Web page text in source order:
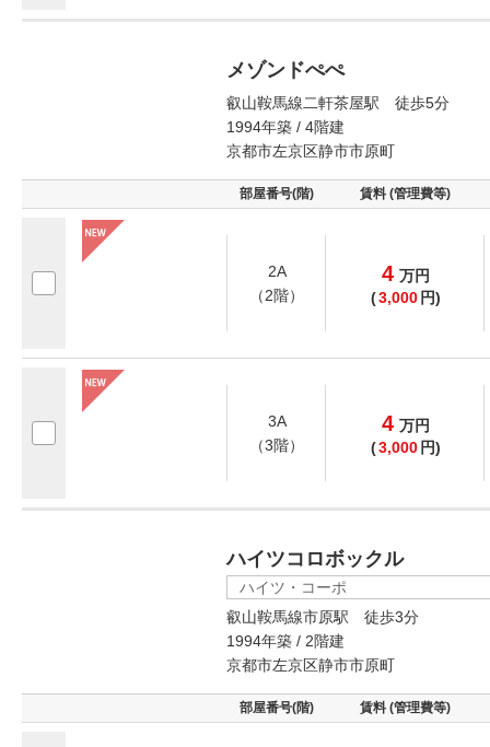
メゾンドぺぺ
叡山鞍馬線二軒茶屋駅 徒歩5分
1994年築 / 4階建
京都市左京区静市市原町
部屋番号(階) 賃料 (管理費等)
2A
（2階）
4 万円
(3,000 円)
3A
（3階）
4 万円
(3,000 円)
ハイツコロボックル
ハイツ・コーポ
叡山鞍馬線市原駅 徒歩3分
1994年築 / 2階建
京都市左京区静市市原町
部屋番号(階) 賃料 (管理費等)